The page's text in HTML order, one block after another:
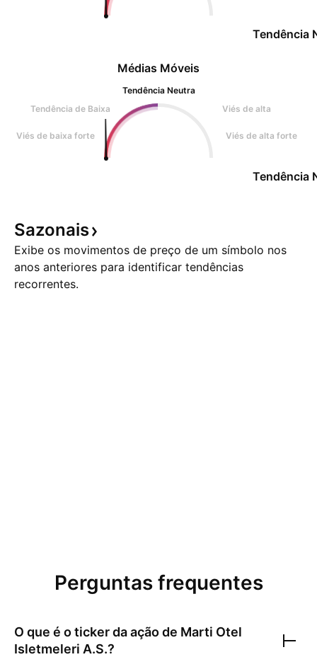
Tendência
Médias Móveis
Tendência Neutra
Tendência de Baixa
Viés de alta
Viés de baixa forte Viés de alta forte
Tendência
Sazonais
Exibe os movimentos de preço de um símbolo nos
anos anteriores para identificar tendências
recorrentes.
Perguntas frequentes
O que é o ticker da ação de Marti Otel
Isletmeleri A.S.?